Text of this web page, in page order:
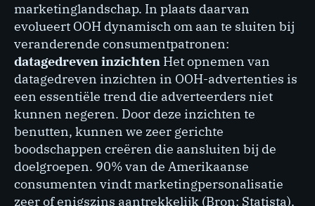
marketinglandschap. In plaats daarvan
evolueert OOH dynamisch om aan te sluiten bij
veranderende consumentpatronen:
datagedreven inzichten Het opnemen van
datagedreven inzichten in OOH-advertenties is
een essentiële trend die adverteerders niet
kunnen negeren. Door deze inzichten te
benutten, kunnen we zeer gerichte
boodschappen creëren die aansluiten bij de
doelgroepen. 90% van de Amerikaanse
consumenten vindt marketingpersonalisatie
zeer of enigszins aantrekkelijk (Bron: Statista),